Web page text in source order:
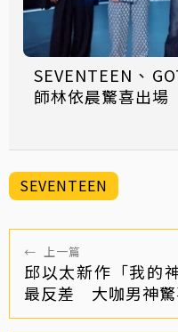
SEVENTEEN、
師林依晨驚喜出場
SEVENTEEN
← 上一篇
邱以太新作「我的
最反差 大咖男神驚